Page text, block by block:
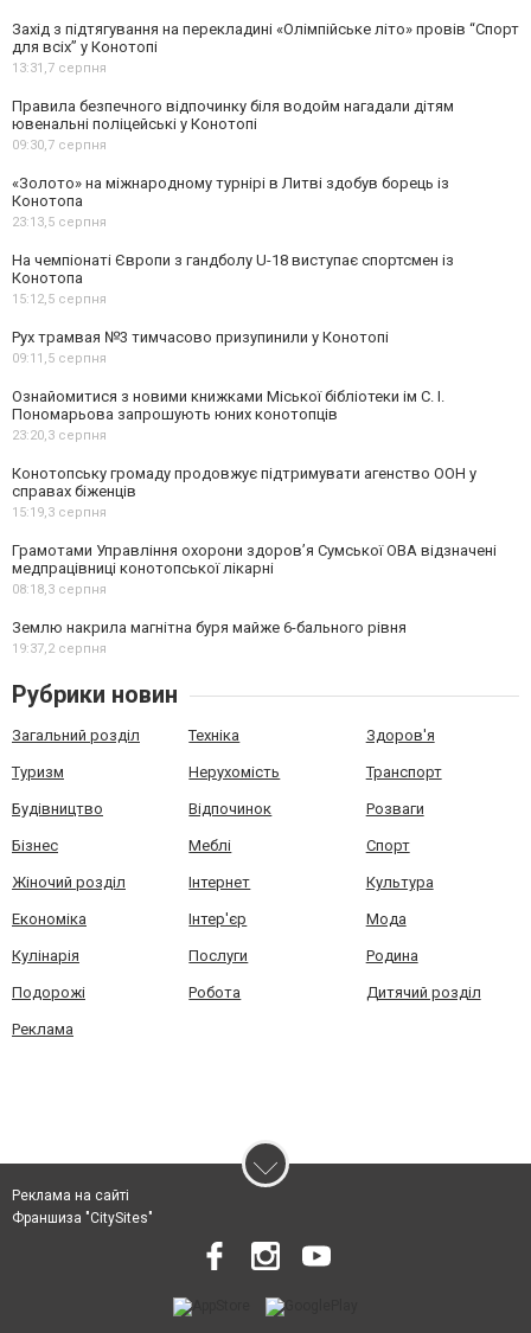
Захід з підтягування на перекладині «Олімпійське літо» провів “Спорт
для всіх” у Конотопі
13:31,7 серпня
Правила безпечного відпочинку біля водойм нагадали дітям
ювенальні поліцейські у Конотопі
09:30,7 серпня
«Золото» на міжнародному турнірі в Литві здобув борець із
Конотопа
23:13,5 серпня
На чемпіонаті Європи з гандболу U-18 виступає спортсмен із
Конотопа
15:12,5 серпня
Рух трамвая №3 тимчасово призупинили у Конотопі
09:11,5 серпня
Ознайомитися з новими книжками Міської бібліотеки ім С. І.
Пономарьова запрошують юних конотопців
23:20,3 серпня
Конотопську громаду продовжує підтримувати агенство ООН у
справах біженців
15:19,3 серпня
Грамотами Управління охорони здоров’я Сумської ОВА відзначені
медпрацівниці конотопської лікарні
08:18,3 серпня
Землю накрила магнітна буря майже 6-бального рівня
19:37,2 серпня
Рубрики новин
Загальний розділ Техніка Здоров'я
Туризм Нерухомість Транспорт
Будівництво Відпочинок Розваги
Бізнес Меблі Спорт
Жіночий розділ Інтернет Культура
Економіка Інтер'єр Мода
Кулінарія Послуги Родина
Подорожі Робота Дитячий розділ
Реклама
Реклама на сайті
Франшиза "CitySites"